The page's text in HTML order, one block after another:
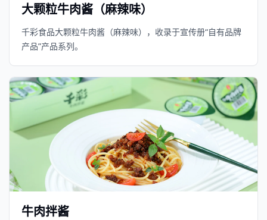
大颗粒牛肉酱（麻辣味）
千彩食品大颗粒牛肉酱（麻辣味），收录于宣传册“自有品牌
产品”产品系列。
牛肉拌酱